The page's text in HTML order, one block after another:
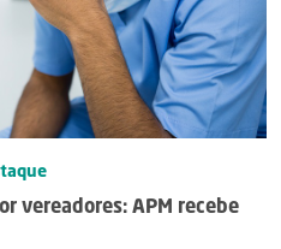
vereadores: APM recebe